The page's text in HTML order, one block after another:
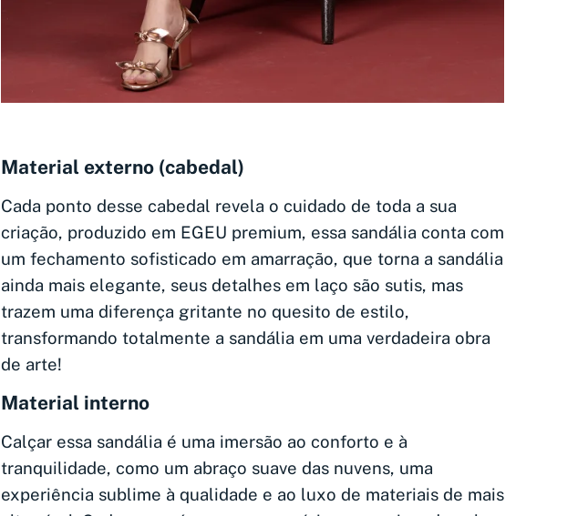
Material externo (cabedal)
Cada ponto desse cabedal revela o cuidado de toda a sua
criação, produzido em EGEU premium, essa sandália conta com
um fechamento sofisticado em amarração, que torna a sandália
ainda mais elegante, seus detalhes em laço são sutis, mas
trazem uma diferença gritante no quesito de estilo,
transformando totalmente a sandália em uma verdadeira obra
de arte!
Material interno
Calçar essa sandália é uma imersão ao conforto e à
tranquilidade, como um abraço suave das nuvens, uma
experiência sublime à qualidade e ao luxo de materiais de mais